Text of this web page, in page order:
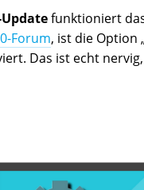
funktioniert
Forum, ist die Option
Das ist echt